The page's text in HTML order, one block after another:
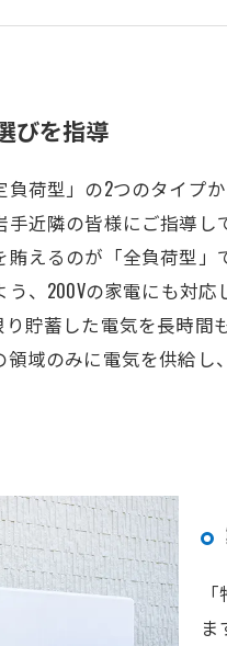
びを指導
荷型」の2つのタイプか
近隣の皆様にご指導し
えるのが「全負荷型」
、200Vの家電にも対応
貯蓄した電気を長時間
域のみに電気を供給し